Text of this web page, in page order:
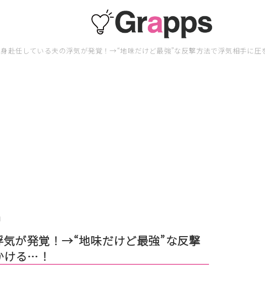
赴任している夫の浮気が発覚！→“地味だけど最強”な反撃方法で浮気相手に圧
が発覚！→“地味だけど最強”な反撃
ける…！